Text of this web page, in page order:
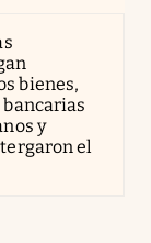
bienes,
y
el